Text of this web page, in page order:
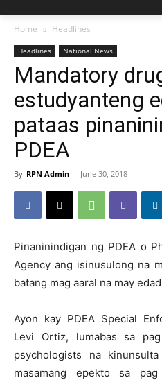
Home Headlines
Headlines National News
Mandatory
estudyanteng
pataas
PDEA
By RPN Admin - June 30, 2018
Pinaninindigan ng PDEA o
Agency ang isinusulong na
batang mag aaral na may
Ayon kay PDEA Special
Levi Ortiz, lumabas sa
psychologists na
masamang epekto sa